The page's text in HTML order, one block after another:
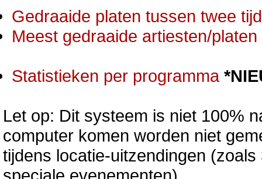
Gedraaide platen tussen twee
Meest gedraaide artiesten/
Statistieken per programma
Let op: Dit systeem is niet 100%
computer komen worden niet
tijdens locatie-uitzendingen